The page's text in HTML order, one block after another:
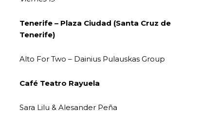
Tenerife – Plaza Ciudad (Santa Cruz de
Tenerife)
Alto For Two – Dainius Pulauskas Group
Café Teatro Rayuela
Sara Lilu & Alesander Peña